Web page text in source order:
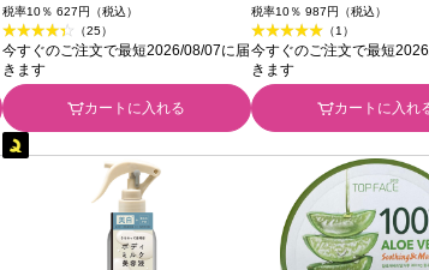
ーマーヘルス
税率10％ 627円（税込）
（25）
今すぐのご注文で最短2026/08/07に届
きます
カートに入れる
ルス
税率10％ 987円（税込）
（1）
今すぐのご注文で最短
きます
カートに入れ